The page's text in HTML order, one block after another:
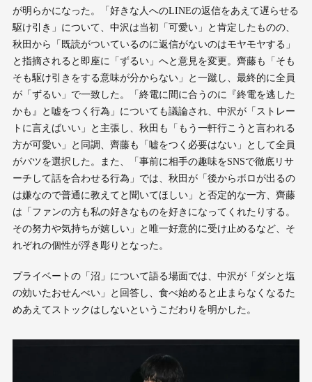
が明らかになった。「好きな人へのLINEの返信をあえて遅らせる
駆け引き」について、中沢は当初「可愛い」と肯定したものの、
秋田から「既読がついているのに返信がないのはモヤモヤする」
と指摘されると即座に「ずるい」へと意見を変更。齊藤も「そも
そも駆け引きをする意味が分からない」と一蹴し、最終的に全員
が「ずるい」で一致した。「終電に間に合うのに『終電を逃した
かも』と嘘をつく行為」についても議論され、中沢が「ストレー
トに言えばいい」と主張し、秋田も「もう一軒行こうと言われる
方が可愛い」と同調、齊藤も「嘘をつく必要はない」として全員
がバツを選択した。また、「事前に相手の趣味をSNSで徹底リサ
ーチして話を合わせる行為」では、秋田が「後からボロが出るの
は嫌なので普通に教えてと聞いてほしい」と否定的な一方、齊藤
は「ファンの方も私の好きなものを好きになってくれたりする。
その努力や気持ちが嬉しい」と唯一好意的に受け止めるなど、そ
れぞれの個性が浮き彫りとなった。
プライベートの「沼」について語る場面では、中沢が「ダシと塩
の効いたおせんべい」と回答し、食べ始めると止まらなくなるた
めあえてストックはしないというこだわりを明かした。